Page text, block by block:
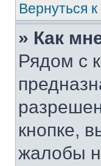
Вернуться
» Как
Рядом с
кнопке,
жалобы